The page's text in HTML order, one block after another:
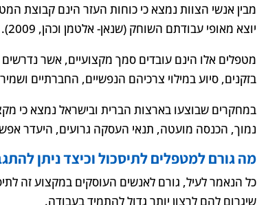
מבין אנשי הצוות נמצא כי כוחות העזר הינם קבוצת
יוצא מאופי עבודתם השוחק (שנאן- אלטמן וכהן, 2009).
מטפלים אלו הינם עובדים סמך מקצועיים, אשר נדרשים
בזקנים, סיוע במילוי צרכיהם הנפשיים, החברתיים
במחקרים שבוצעו בארצות הברית ובישראל נמצא כי
נמוך, הכנסה מועטה, תנאי העסקה גרועים, היעדר
מה גורם למטפלים לתיסכול וכיצד ניתן
כל הנאמר לעיל, גורם לאנשים העוסקים במקצוע זה
שיגרום להם לרצון יותר גדול להתמיד בעבודה.